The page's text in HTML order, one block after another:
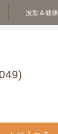
波動＆健康